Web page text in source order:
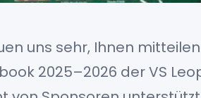
uns sehr, Ihnen
2025–2026 der VS